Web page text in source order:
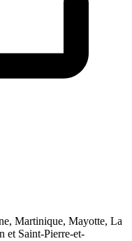
Martinique, Mayotte, La
et Saint-Pierre-et-